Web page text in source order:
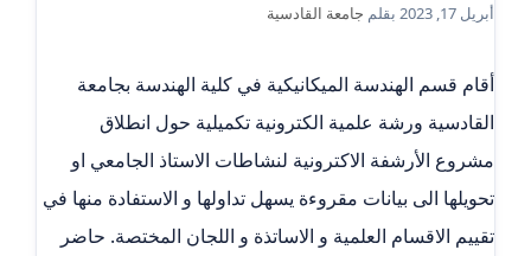
أبريل 17, 2023 بقلم جامعة القادسية
أقام قسم الهندسة الميكانيكية في كلية الهندسة بجامعة
القادسية ورشة علمية الكترونية تكميلية حول انطلاق
مشروع الأرشفة الاكترونية لنشاطات الاستاذ الجامعي او
تحويلها الى بيانات مقروءة يسهل تداولها و الاستفادة منها في
تقييم الاقسام العلمية و الاساتذة و اللجان المختصة. حاضر